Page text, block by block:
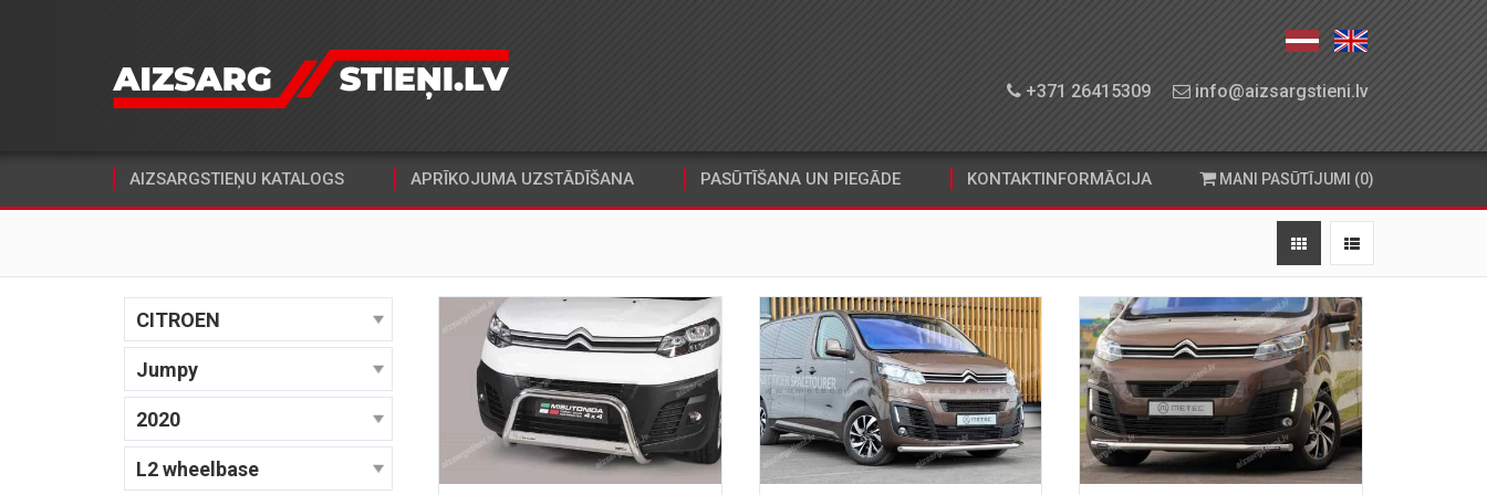
+371 26415309 info@aizsargstieni.lv
AIZSARGSTIEŅU KATALOGS APRĪKOJUMA UZSTĀDĪŠANA PASŪTĪŠANA UN PIEGĀDE KONTAKTINFORMĀCIJA MANI PASŪTĪJUMI (0)